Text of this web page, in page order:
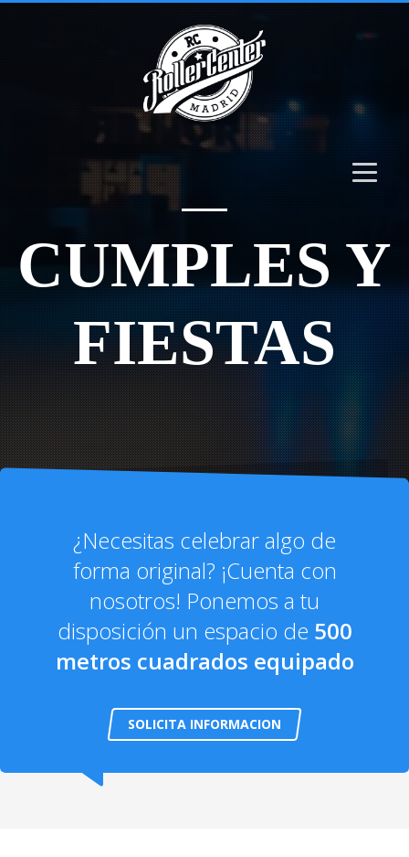
CUMPLES Y
FIESTAS
¿Necesitas celebrar algo de
forma original? ¡Cuenta con
nosotros! Ponemos a tu
disposición un espacio de 500
metros cuadrados equipado
SOLICITA INFORMACION